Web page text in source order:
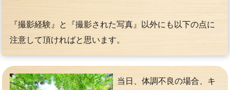
『撮影経験』と『撮影された写真』以外にも以下の点に
注意して頂ければと思います。
当日、体調不良の場合、キ